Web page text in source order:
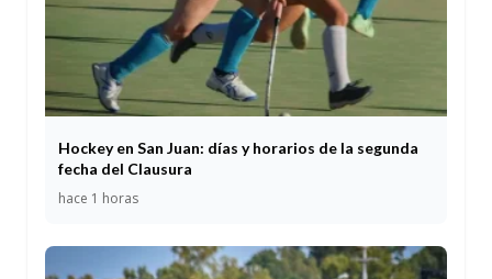
Hockey en San Juan: días y horarios de la segunda
fecha del Clausura
hace 1 horas